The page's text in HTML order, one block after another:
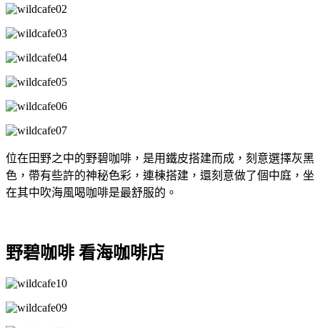
位在田野之中的野碧咖啡，是用鐵皮搭建而成，刻意選擇灰黑
色，帶有些許的神秘色彩，連棟搭建，還刻意做了個中庭，坐
在其中吹海風喝咖啡是最舒服的。
野碧咖啡 看海咖啡店